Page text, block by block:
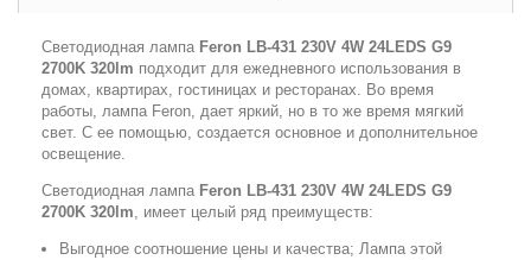
Светодиодная лампа Feron LB-431 230V 4W 24LEDS G9
2700K 320lm подходит для ежедневного использования в
домах, квартирах, гостиницах и ресторанах. Во время
работы, лампа Feron, дает яркий, но в то же время мягкий
свет. С ее помощью, создается основное и дополнительное
освещение.
Светодиодная лампа Feron LB-431 230V 4W 24LEDS G9
2700K 320lm, имеет целый ряд преимуществ:
Выгодное соотношение цены и качества; Лампа этой